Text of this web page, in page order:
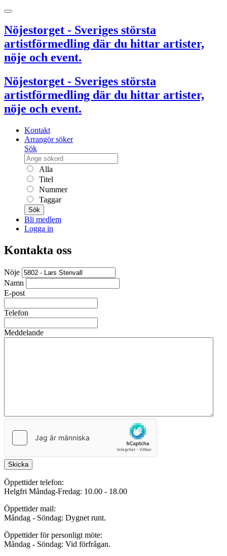
Nöjestorget - Sveriges största
artistförmedling där du hittar artister,
nöje och event.
Nöjestorget - Sveriges största
artistförmedling där du hittar artister,
nöje och event.
Kontakt
Arrangör söker
Sök
Alla
Titel
Nummer
Taggar
Sök
Bli medlem
Logga in
Kontakta oss
Nöje
Namn
E-post
Telefon
Meddelande
Skicka
Öppettider telefon:
Helgfri Måndag-Fredag: 10.00 - 18.00
Öppettider mail:
Måndag - Söndag: Dygnet runt.
Öppettider för personligt möte:
Måndag - Söndag: Vid förfrågan.